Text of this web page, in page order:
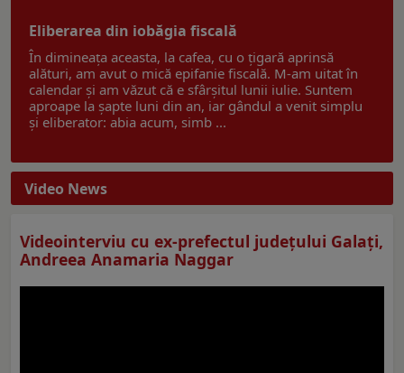
Eliberarea din iobăgia fiscală
În dimineața aceasta, la cafea, cu o țigară aprinsă
alături, am avut o mică epifanie fiscală. M-am uitat în
calendar și am văzut că e sfârșitul lunii iulie. Suntem
aproape la șapte luni din an, iar gândul a venit simplu
și eliberator: abia acum, simb ...
Video News
Videointerviu cu ex-prefectul judeţului Galaţi,
Andreea Anamaria Naggar